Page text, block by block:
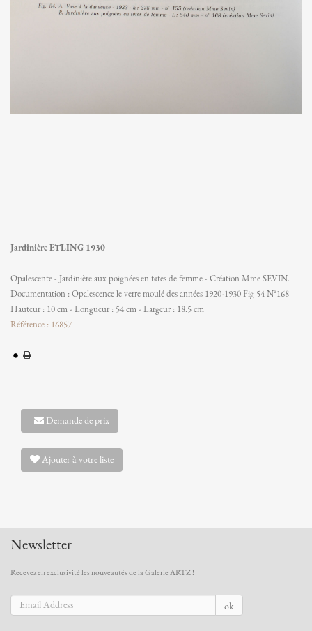
Jardinière ETLING 1930
Opalescente - Jardinière aux poignées en têtes de femme - Création Mme SEVIN.
Documentation : Opalescence le verre moulé des années 1920-1930 Fig 54 N°168
Hauteur : 10 cm - Longueur : 54 cm - Largeur : 18.5 cm
Référence : 16857
Demande de prix
Ajouter à votre liste
Newsletter
Recevez en exclusivité les nouveautés de la Galerie ARTZ !
ok